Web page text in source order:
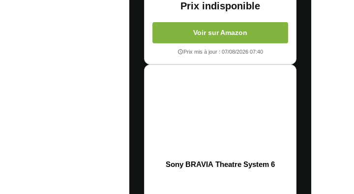
Prix indisponible
Voir sur Amazon
Prix mis à jour : 07/08/2026 07:40
Sony BRAVIA Theatre System 6